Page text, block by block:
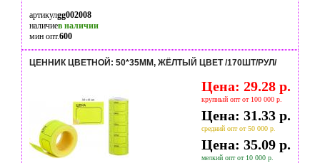
артикулgg002008
наличиев наличии
мин опт.600
ЦЕННИК ЦВЕТНОЙ: 50*35ММ, ЖЁЛТЫЙ ЦВЕТ /170ШТ/РУЛ/
Цена: 29.28 р.
крупный опт от 100 000 р.
Цена: 31.33 р.
средний опт от 50 000 р.
Цена: 35.09 р.
мелкий опт от 10 000 р.